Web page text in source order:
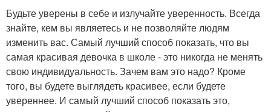
Будьте уверены в себе и излучайте уверенность. Всегда
знайте, кем вы являетесь и не позволяйте людям
изменить вас. Самый лучший способ показать, что вы
самая красивая девочка в школе - это никогда не менять
свою индивидуальность. Зачем вам это надо? Кроме
того, вы будете выглядеть красивее, если будете
увереннее. И самый лучший способ показать это,